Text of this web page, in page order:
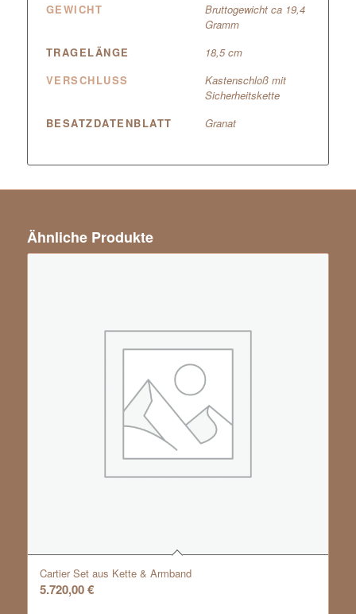
GEWICHT
Bruttogewicht ca 19,4
Gramm
TRAGELÄNGE
18,5 cm
VERSCHLUSS
Kastenschloß mit
Sicherheitskette
BESATZDATENBLATT
Granat
Ähnliche Produkte
Cartier Set aus Kette & Armband
5.720,00€